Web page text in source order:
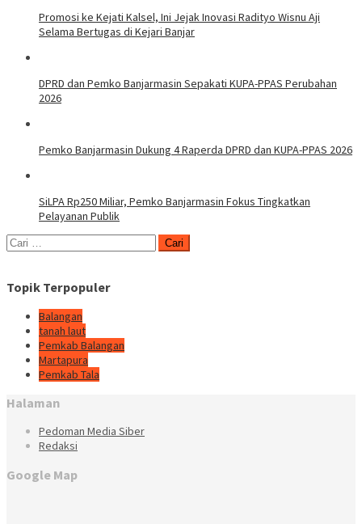
Promosi ke Kejati Kalsel, Ini Jejak Inovasi Radityo Wisnu Aji
Selama Bertugas di Kejari Banjar
DPRD dan Pemko Banjarmasin Sepakati KUPA-PPAS Perubahan
2026
Pemko Banjarmasin Dukung 4 Raperda DPRD dan KUPA-PPAS 2026
SiLPA Rp250 Miliar, Pemko Banjarmasin Fokus Tingkatkan
Pelayanan Publik
Cari
untuk:
Topik Terpopuler
Balangan
tanah laut
Pemkab Balangan
Martapura
Pemkab Tala
Halaman
Pedoman Media Siber
Redaksi
Google Map